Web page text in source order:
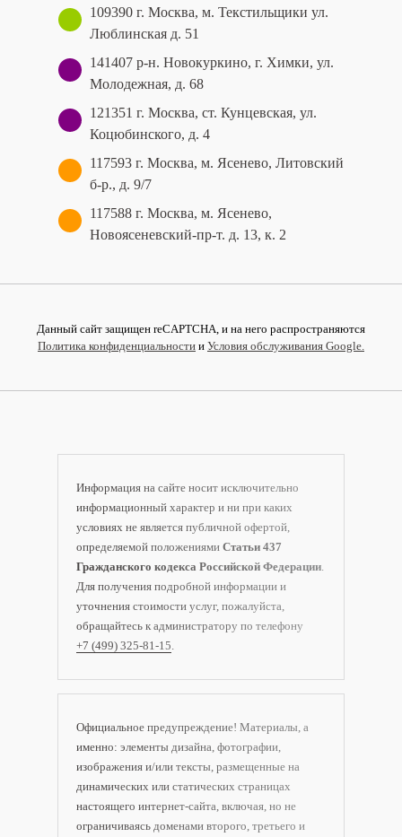
109390 г. Москва, м. Текстильщики ул.
Люблинская д. 51
141407 р-н. Новокуркино, г. Химки, ул.
Молодежная, д. 68
121351 г. Москва, ст. Кунцевская, ул.
Коцюбинского, д. 4
117593 г. Москва, м. Ясенево, Литовский
б-р., д. 9/7
117588 г. Москва, м. Ясенево,
Новоясеневский‑пр‑т. д. 13, к. 2
Данный сайт защищен reCAPTCHA, и на него распространяются
Политика конфиденциальности и Условия обслуживания Google.
Информация на сайте носит исключительно
информационный характер и ни при каких
условиях не является публичной офертой,
определяемой положениями Статьи 437
Гражданского кодекса Российской Федерации
Для получения подробной информации и
уточнения стоимости услуг, пожалуйста,
обращайтесь к администратору по телефону
+7 (499) 325-81-15
Официальное предупреждение! Материалы, а
именно: элементы дизайна, фотографии,
изображения и/или тексты, размещенные на
динамических или статических страницах
настоящего интернет-сайта, включая, но не
ограничиваясь доменами второго, третьего и